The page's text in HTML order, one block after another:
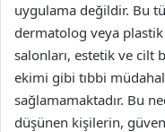
uygulama değildir. Bu
dermatolog veya
salonları, estetik ve cilt
ekimi gibi tıbbi
sağlamamaktadır. Bu
düşünen kişilerin,